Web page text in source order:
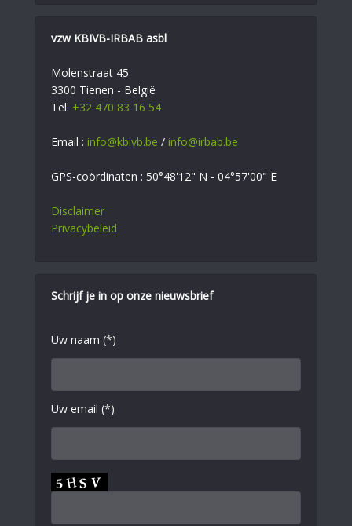
vzw KBIVB-IRBAB asbl
Molenstraat 45
3300 Tienen - België
Tel. +32 470 83 16 54
Email : info@kbivb.be / info@irbab.be
GPS-coördinaten : 50°48'12" N - 04°57'00" E
Disclaimer
Privacybeleid
Schrijf je in op onze nieuwsbrief
Uw naam (*)
Uw email (*)